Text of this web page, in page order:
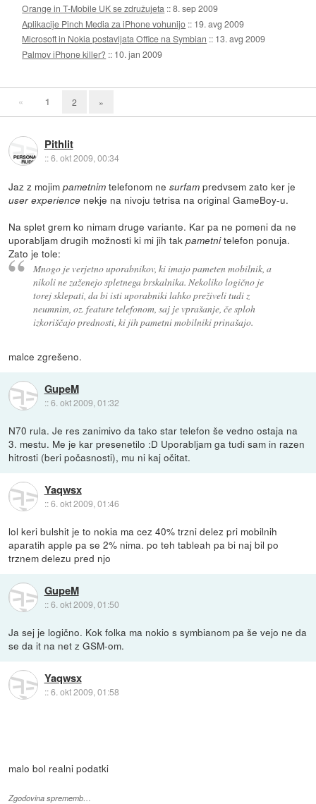
Orange in T-Mobile UK se združujeta ::8. sep 2009
Aplikacije Pinch Media za iPhone vohunijo :: 19. avg 2009
Microsoft in Nokia postavljata Office na Symbian :: 13. avg 2009
Palmov iPhone killer? :: 10. jan 2009
« 1 2 »
Pithlit
::6. okt 2009, 00:34
Jaz z mojimpametnim telefonom nesurfam predvsem zato ker je
user experience nekje na nivoju tetrisa na original GameBoy-u.
Na splet grem ko nimam druge variante. Kar pa ne pomeni da ne
uporabljam drugih možnosti ki mi jih takpametnitelefon ponuja.
Zato je tole:
Mnogo je verjetno uporabnikov, ki imajo pameten mobilnik, a
nikoli ne zaženejo spletnega brskalnika. Nekoliko logično je
torej sklepati, da bi isti uporabniki lahko preživeli tudi z
neumnim, oz. feature telefonom, saj je vprašanje, če sploh
izkoriščajo prednosti, ki jih pametni mobilniki prinašajo.
malce zgrešeno.
GupeM
::6. okt 2009, 01:32
N70 rula. Je res zanimivo da tako star telefon še vedno ostaja na
3. mestu. Me je kar presenetilo :D Uporabljam ga tudi sam in razen
hitrosti (beri počasnosti), mu ni kaj očitat.
Yaqwsx
::6. okt 2009, 01:46
lol keri bulshit je to nokia ma cez 40% trzni delez pri mobilnih
aparatih apple pa se 2% nima. po teh tableah pa bi naj bil po
trznem delezu pred njo
GupeM
::6. okt 2009, 01:50
Ja sej je logično. Kok folka ma nokio s symbianom pa še vejo ne da
se da it na net z GSM-om.
Yaqwsx
::6. okt 2009, 01:58
malo bol realni podatki
Zgodovina sprememb…